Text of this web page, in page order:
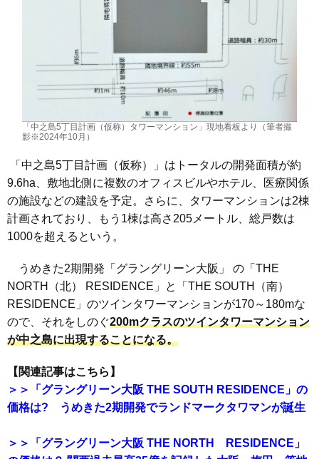
「中之島5丁目計画（仮称）タワーマンション」現地看板より（筆者撮
影※2024年10月）
「中之島5丁目計画（仮称）」はトータルの開発面積が約
9.6ha、敷地北側に複数のオフィスビルやホテル、医療関係
の施設などの建設を予定。さらに、タワーマンションは2棟
計画されており、もう1棟は高さ205メートル、総戸数は
1000を超えるという。
うめきた2期開発「グラングリーン大阪」 の「THE
NORTH（北） RESIDENCE」と「THE SOUTH（南）
RESIDENCE」のツインタワーマンションが170～180mな
ので、それをしのぐ200mクラスのツインタワーマンション
が中之島に出現することになる。
【関連記事はこちら】
＞＞「グラングリーン大阪 THE SOUTH RESIDENCE」の
価格は? うめきた2期開発でランドマークタワマンが誕生
＞＞「グラングリーン大阪 THE NORTH RESIDENCE」